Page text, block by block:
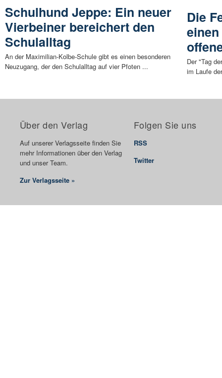
Schulhund Jeppe: Ein neuer
Vierbeiner bereichert den
Schulalltag
An der Maximilian-Kolbe-Schule gibt es einen besonderen
Neuzugang, der den Schulalltag auf vier Pfoten ...
Die
Der "Tag
im Laufe
Über den Verlag
Auf unserer Verlagsseite finden Sie
mehr Informationen über den Verlag
und unser Team.
Zur Verlagsseite »
Folgen Sie uns
RSS
Twitter